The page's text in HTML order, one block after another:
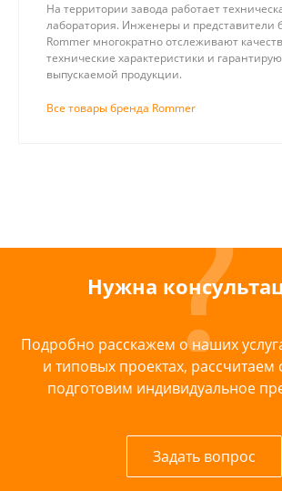
На территории завода работает
лаборатория. Инженеры и представители
Rommer многократно отслеживают
технические характеристики и
выпускаемой продукции.
Все товары бренда Rommer
Нужна
Подробно расскажем о наших
и типовых проектах, рассчитаем
подготовим индивидуальное
Задать вопрос